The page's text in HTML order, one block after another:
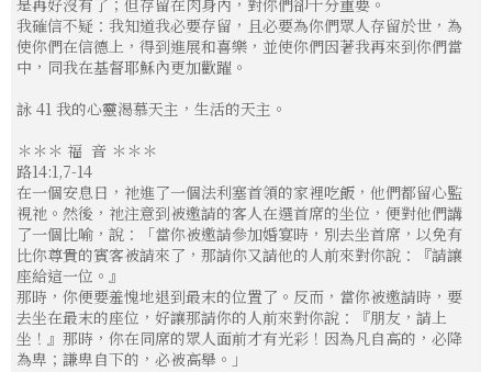
是再好沒有了；但存留在肉身內，對你們卻十分重要。
我確信不疑：我知道我必要存留，且必要為你們眾人存留於世，為
使你們在信德上，得到進展和喜樂，並使你們因著我再來到你們當
中，同我在基督耶穌內更加歡躍。
詠 41 我的心靈渴慕天主，生活的天主。
＊＊＊ 福 音 ＊＊＊
路14:1,7-14
在一個安息日，祂進了一個法利塞首領的家裡吃飯，他們都留心監
視祂。然後，祂注意到被邀請的客人在選首席的坐位，便對他們講
了一個比喻，說：「當你被邀請參加婚宴時，別去坐首席，以免有
比你尊貴的賓客被請來了，那請你又請他的人前來對你說：『請讓
座給這一位。』
那時，你便要羞愧地退到最末的位置了。反而，當你被邀請時，要
去坐在最末的座位，好讓那請你的人前來對你說：『朋友，請上
坐！』那時，你在同席的眾人面前才有光彩！因為凡自高的，必降
為卑；謙卑自下的，必被高舉。」